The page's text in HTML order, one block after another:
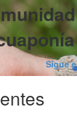
Sigue